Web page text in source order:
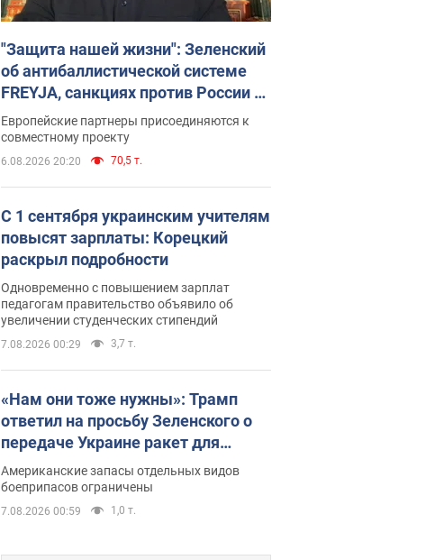
"Защита нашей жизни": Зеленский
об антибаллистической системе
FREYJA, санкциях против России и
поддержке аграриев. Видео
Европейские партнеры присоединяются к
совместному проекту
6.08.2026 20:20 70,5 т.
С 1 сентября украинским учителям
повысят зарплаты: Корецкий
раскрыл подробности
Одновременно с повышением зарплат
педагогам правительство объявило об
увеличении студенческих стипендий
7.08.2026 00:29 3,7 т.
«Нам они тоже нужны»: Трамп
ответил на просьбу Зеленского о
передаче Украине ракет для
Patriot
Американские запасы отдельных видов
боеприпасов ограничены
7.08.2026 00:59 1,0 т.